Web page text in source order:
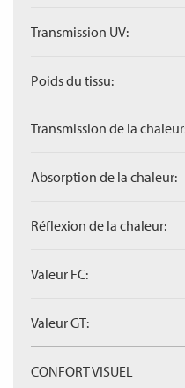
Transmission UV:
Poids du tissu:
Transmission de la
Absorption de la chaleur:
Réflexion de la chaleur:
Valeur FC:
Valeur GT:
CONFORT VISUEL